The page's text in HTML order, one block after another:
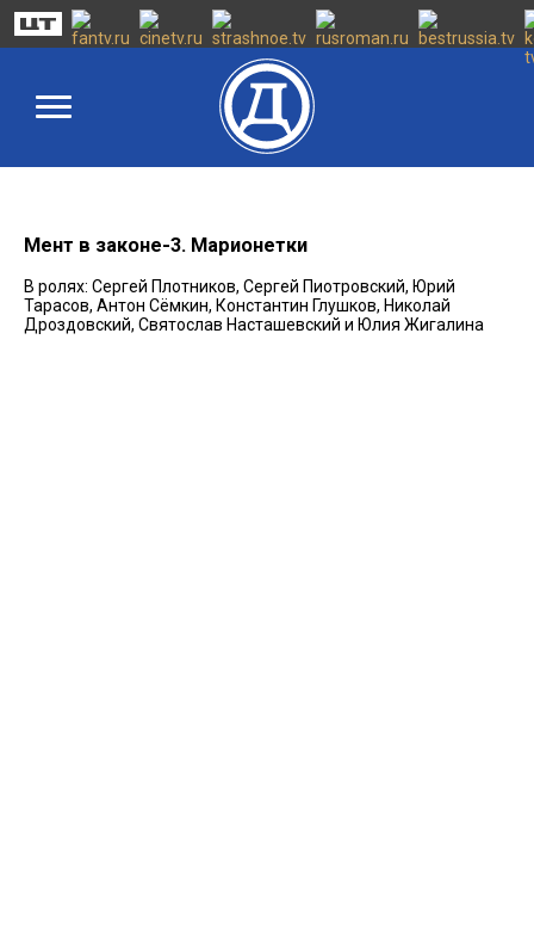
Мент в законе-3. Марионетки
В ролях: Сергей Плотников, Сергей Пиотровский, Юрий
Тарасов, Антон Сёмкин, Константин Глушков, Николай
Дроздовский, Святослав Насташевский и Юлия Жигалина